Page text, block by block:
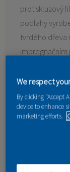
protiskluzový
podlahy
tvrdého dřeva
Vlastnosti:
Výsledný
Odolnost
kompletní
We respect
By clicking “Accept
device to enhance
marketing efforts.